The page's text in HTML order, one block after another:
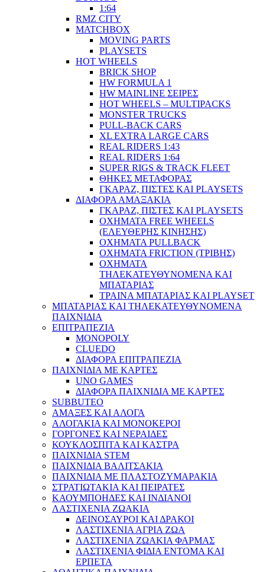
1:64
RMZ CITY
MATCHBOX
MOVING PARTS
PLAYSETS
HOT WHEELS
BRICK SHOP
HW FORMULA 1
HW MAINLINE ΣΕΙΡΕΣ
HOT WHEELS – MULTIPACKS
MONSTER TRUCKS
PULL-BACK CARS
XL EXTRA LARGE CARS
REAL RIDERS 1:43
REAL RIDERS 1:64
SUPER RIGS & TRACK FLEET
ΘΗΚΕΣ ΜΕΤΑΦΟΡΑΣ
ΓΚΑΡΑΖ, ΠΙΣΤΕΣ ΚΑΙ PLAYSETS
ΔΙΑΦΟΡΑ ΑΜΑΞΑΚΙΑ
ΓΚΑΡΑΖ, ΠΙΣΤΕΣ ΚΑΙ PLAYSETS
ΟΧΗΜΑΤΑ FREE WHEELS
(ΕΛΕΥΘΕΡΗΣ ΚΙΝΗΣΗΣ)
ΟΧΗΜΑΤΑ PULLBACK
ΟΧΗΜΑΤΑ FRICTION (ΤΡΙΒΗΣ)
ΟΧΗΜΑΤΑ
ΤΗΛΕΚΑΤΕΥΘΥΝΟΜΕΝΑ ΚΑΙ
ΜΠΑΤΑΡΙΑΣ
ΤΡΑΙΝΑ ΜΠΑΤΑΡΙΑΣ ΚΑΙ PLAYSET
ΜΠΑΤΑΡΙΑΣ ΚΑΙ ΤΗΛΕΚΑΤΕΥΘΥΝΟΜΕΝΑ
ΠΑΙΧΝΙΔΙΑ
ΕΠΙΤΡΑΠΕΖΙΑ
MONOPOLY
CLUEDO
ΔΙΑΦΟΡΑ ΕΠΙΤΡΑΠΕΖΙΑ
ΠΑΙΧΝΙΔΙΑ ΜΕ ΚΑΡΤΕΣ
UNO GAMES
ΔΙΑΦΟΡΑ ΠΑΙΧΝΙΔΙΑ ΜΕ ΚΑΡΤΕΣ
SUBBUTEO
ΑΜΑΞΕΣ ΚΑΙ ΑΛΟΓΑ
ΑΛΟΓΑΚΙΑ ΚΑΙ ΜΟΝΟΚΕΡΟΙ
ΓΟΡΓΟΝΕΣ ΚΑΙ ΝΕΡΑΙΔΕΣ
ΚΟΥΚΛΟΣΠΙΤΑ ΚΑΙ ΚΑΣΤΡΑ
ΠΑΙΧΝΙΔΙΑ STEM
ΠΑΙΧΝΙΔΙΑ ΒΑΛΙΤΣΑΚΙΑ
ΠΑΙΧΝΙΔΙΑ ΜΕ ΠΛΑΣΤΟΖΥΜΑΡΑΚΙΑ
ΣΤΡΑΤΙΩΤΑΚΙΑ ΚΑΙ ΠΕΙΡΑΤΕΣ
ΚΑΟΥΜΠΟΗΔΕΣ ΚΑΙ ΙΝΔΙΑΝΟΙ
ΛΑΣΤΙΧΕΝΙΑ ΖΩΑΚΙΑ
ΔΕΙΝΟΣΑΥΡΟΙ ΚΑΙ ΔΡΑΚΟΙ
ΛΑΣΤΙΧΕΝΙΑ ΑΓΡΙΑ ΖΩΑ
ΛΑΣΤΙΧΕΝΙΑ ΖΩΑΚΙΑ ΦΑΡΜΑΣ
ΛΑΣΤΙΧΕΝΙΑ ΦΙΔΙΑ ΕΝΤΟΜΑ ΚΑΙ
ΕΡΠΕΤΑ